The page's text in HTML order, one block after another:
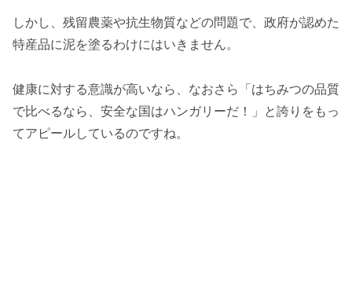
しかし、残留農薬や抗生物質などの問題で、政府が認めた
特産品に泥を塗るわけにはいきません。
健康に対する意識が高いなら、なおさら「はちみつの品質
で比べるなら、安全な国はハンガリーだ！」と誇りをもっ
てアピールしているのですね。